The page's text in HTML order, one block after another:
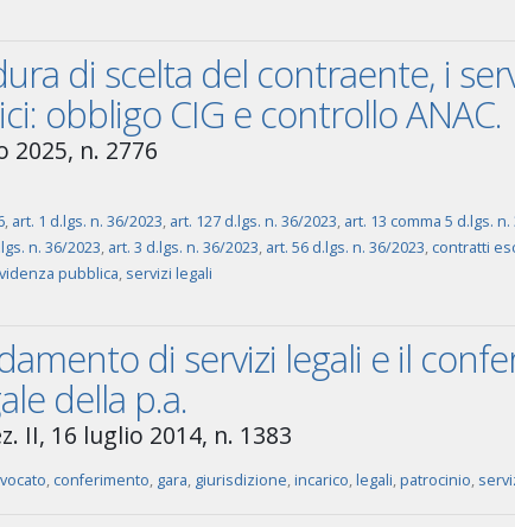
di scelta del contraente, i
obbligo CIG e controllo ANAC.
2025, n. 2776
, art. 1 d.lgs. n. 36/2023, art. 127 d.lgs. n. 36/2023, art. 13 comma 5 d.lgs. n.
n. 36/2023, art. 3 d.lgs. n. 36/2023, art. 56 d.lgs. n. 36/2023, contratti
pubblica, servizi legali
di servizi legali e il
della p.a.
II, 16 luglio 2014, n. 1383
, conferimento, gara, giurisdizione,incarico,legali,patrocinio,